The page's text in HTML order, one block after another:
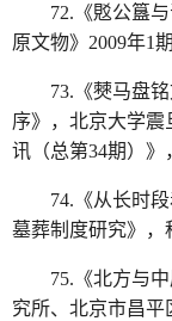
72.《覐公簋
原文物》2009年1期
73.《僰马盘
序》，北京大学震
讯（总第34期）》
74.《从长时
墓葬制度研究》，
75.《北方与
究所、北京市昌